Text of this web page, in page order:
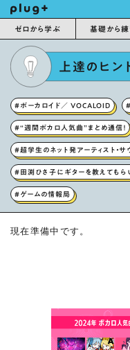
ゼロから学ぶ 基礎から練
上達のヒン
#ボーカロイド／ VOCALOID
#“週間ボカロ人気曲”まとめ通信！
#超学生のネット発アーティスト・サ
#田渕ひさ子にギターを教えてもら
#ゲームの情報局
現在準備中です。